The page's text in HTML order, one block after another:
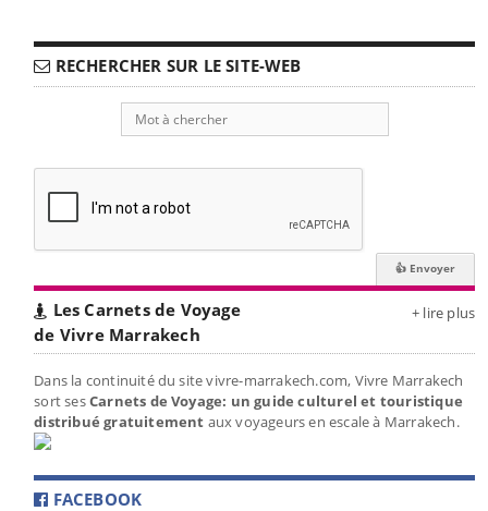
RECHERCHER SUR LE SITE-WEB
Les Carnets de Voyage
de Vivre Marrakech
+ lire plus
Dans la continuité du site vivre-marrakech.com, Vivre Marrakech
sort sesCarnets de Voyage: un guide culturel et touristique
distribué gratuitement aux voyageurs en escale à Marrakech.
FACEBOOK